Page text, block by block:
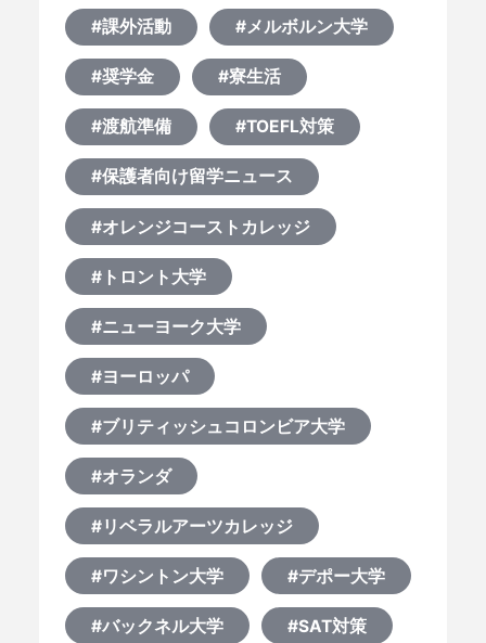
#課外活動 #メルボルン大学
#奨学金 #寮生活
#渡航準備 #TOEFL対策
#保護者向け留学ニュース
#オレンジコーストカレッジ
#トロント大学
#ニューヨーク大学
#ヨーロッパ
#ブリティッシュコロンビア大学
#オランダ
#リベラルアーツカレッジ
#ワシントン大学 #デポー大学
#バックネル大学 #SAT対策